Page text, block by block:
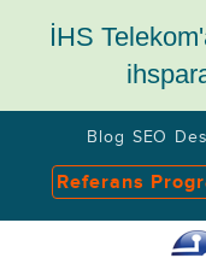
İHS
Blog SEO
Referans